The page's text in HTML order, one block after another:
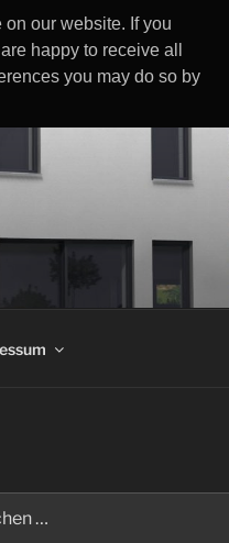
our website. If you
happy to receive all
you may do so by